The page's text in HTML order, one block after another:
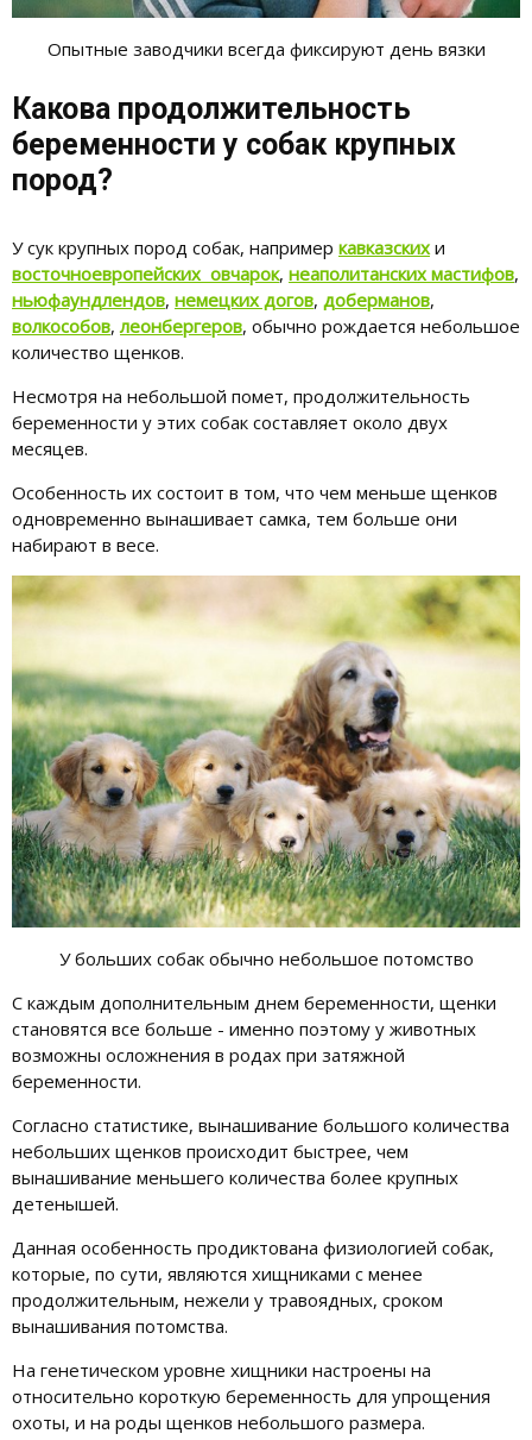
Опытные заводчики всегда фиксируют день вязки
Какова продолжительность
беременности у собак крупных
пород?
У сук крупных пород собак, например кавказскихи
восточноевропейских овчарок, неаполитанских мастифов,
ньюфаундлендов, немецких догов, доберманов,
волкособов,леонбергеров, обычно рождается небольшое
количество щенков.
Несмотря на небольшой помет, продолжительность
беременности у этих собак составляет около двух
месяцев.
Особенность их состоит в том, что чем меньше щенков
одновременно вынашивает самка, тем больше они
набирают в весе.
У больших собак обычно небольшое потомство
С каждым дополнительным днем беременности, щенки
становятся все больше - именно поэтому у животных
возможны осложнения в родах при затяжной
беременности.
Согласно статистике, вынашивание большого количества
небольших щенков происходит быстрее, чем
вынашивание меньшего количества более крупных
детенышей.
Данная особенность продиктована физиологией собак,
которые, по сути, являются хищниками с менее
продолжительным, нежели у травоядных, сроком
вынашивания потомства.
На генетическом уровне хищники настроены на
относительно короткую беременность для упрощения
охоты, и на роды щенков небольшого размера.